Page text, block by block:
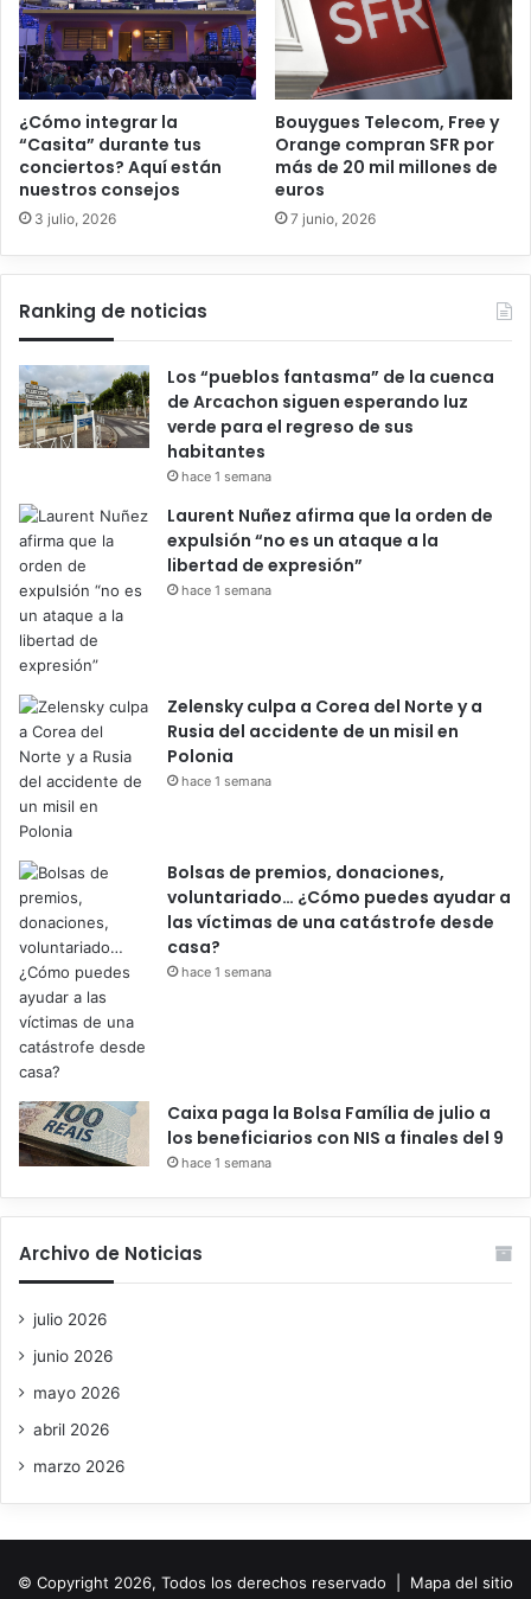
¿Cómo integrar la
“Casita” durante tus
conciertos? Aquí están
nuestros consejos
3 julio, 2026
Bouygues Telecom, Free y
Orange compran SFR por
más de 20 mil millones de
euros
7 junio, 2026
Ranking de noticias
Los “pueblos fantasma” de la cuenca
de Arcachon siguen esperando luz
verde para el regreso de sus
habitantes
hace 1 semana
Laurent Nuñez afirma que la orden de
expulsión “no es un ataque a la
libertad de expresión”
hace 1 semana
Zelensky culpa a Corea del Norte y a
Rusia del accidente de un misil en
Polonia
hace 1 semana
Bolsas de premios, donaciones,
voluntariado… ¿Cómo puedes ayudar a
las víctimas de una catástrofe desde
casa?
hace 1 semana
Caixa paga la Bolsa Família de julio a
los beneficiarios con NIS a finales del 9
hace 1 semana
Archivo de Noticias
julio 2026
junio 2026
mayo 2026
abril 2026
marzo 2026
© Copyright 2026, Todos los derechos reservado | Mapa del sitio